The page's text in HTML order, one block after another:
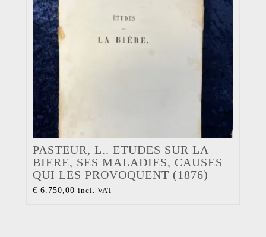
PASTEUR, L.. ETUDES SUR LA
BIERE, SES MALADIES, CAUSES
QUI LES PROVOQUENT (1876)
€ 6.750,00 incl. VAT